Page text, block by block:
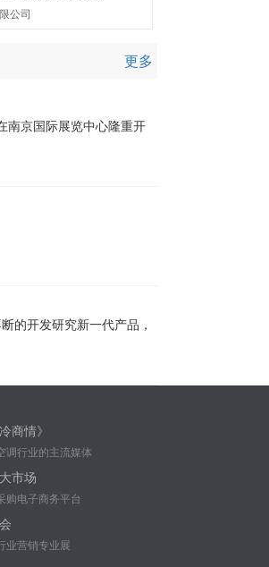
公司
更多
南京国际展览中心隆重开
的开发研究新一代产品，
商情》
调行业的主流媒体
市场
购电子商务平台
业营销专业展